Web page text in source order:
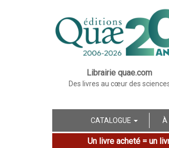
Librairie quae.com
Des livres au cœur des
CATALOGUE À
Un livre acheté = un